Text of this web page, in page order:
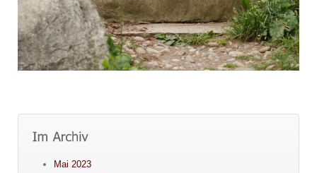
Mai 2023